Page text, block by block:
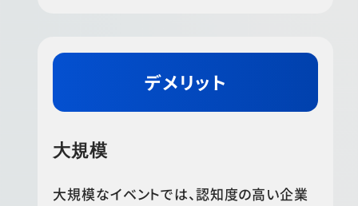
デメリット
大規模
大規模なイベントでは、認知度の高い企業